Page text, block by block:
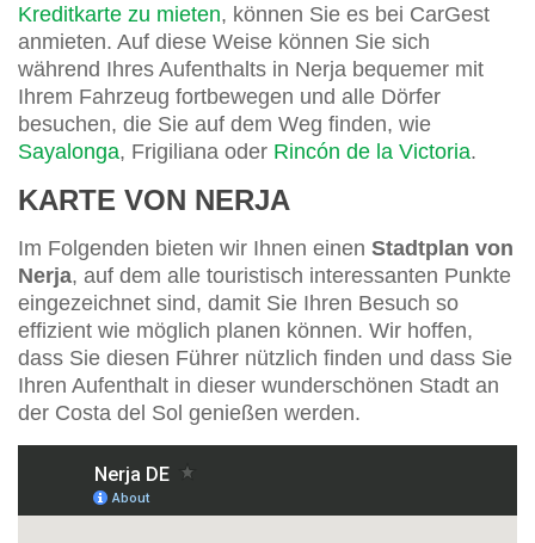
Kreditkarte zu mieten, können Sie es bei CarGest
anmieten. Auf diese Weise können Sie sich
während Ihres Aufenthalts in Nerja bequemer mit
Ihrem Fahrzeug fortbewegen und alle Dörfer
besuchen, die Sie auf dem Weg finden, wie
Sayalonga, Frigiliana oder Rincón de la Victoria.
KARTE VON NERJA
Im Folgenden bieten wir Ihnen einen Stadtplan von
Nerja, auf dem alle touristisch interessanten Punkte
eingezeichnet sind, damit Sie Ihren Besuch so
effizient wie möglich planen können. Wir hoffen,
dass Sie diesen Führer nützlich finden und dass Sie
Ihren Aufenthalt in dieser wunderschönen Stadt an
der Costa del Sol genießen werden.